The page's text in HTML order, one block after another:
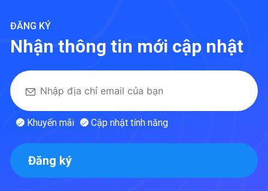
ĐĂNG KÝ
Nhận thông tin mới cập nhật
Khuyến mãi Cập nhật tính năng
Đăng ký